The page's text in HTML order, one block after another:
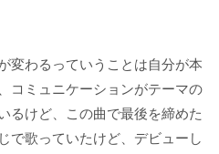
変わるっていうことは自分が本
コミュニケーションがテーマの
るけど、この曲で最後を締めた
で歌っていたけど、デビューし